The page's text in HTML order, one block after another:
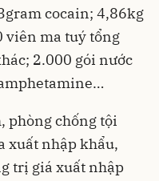
cocain; 4,86kg
viên ma tuý tổng
2.000 gói nước
phòng chống tội
xuất nhập khẩu,
trị giá xuất nhập